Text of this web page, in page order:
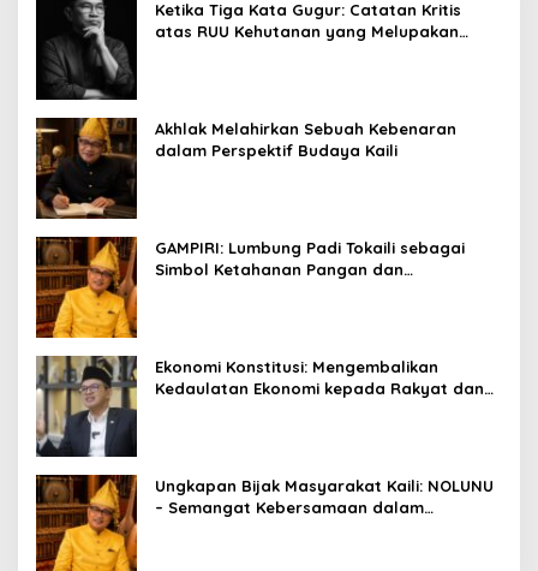
Ketika Tiga Kata Gugur: Catatan Kritis
atas RUU Kehutanan yang Melupakan
Akhlak Melahirkan Sebuah Kebenaran
dalam Perspektif Budaya Kaili
GAMPIRI: Lumbung Padi Tokaili sebagai
Simbol Ketahanan Pangan dan
Ekonomi Konstitusi: Mengembalikan
Kedaulatan Ekonomi kepada Rakyat dan
Ungkapan Bijak Masyarakat Kaili: NOLUNU
– Semangat Kebersamaan dalam